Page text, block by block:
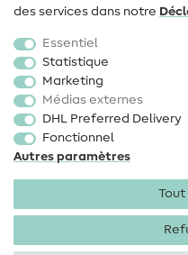
Accessoires de couture
Promotions
des services dans notre
Essentiel
Statistique
Marketing
Médias externes
DHL Preferred Delivery
Fonctionnel
Autres paramètres
Mentions légales